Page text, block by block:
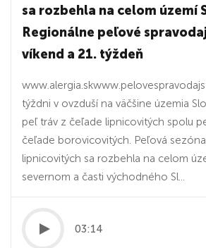
sa rozbehla na celom území
Regionálne peľové
víkend a 21. týždeň
týždni v ovzduší na väčšine územia
peľ tráv z čeľade lipnicovitých spolu
čeľade borovicovitých. Peľová
lipnicovitých sa rozbehla na celom
severnom a časti východného Sl...
03:14